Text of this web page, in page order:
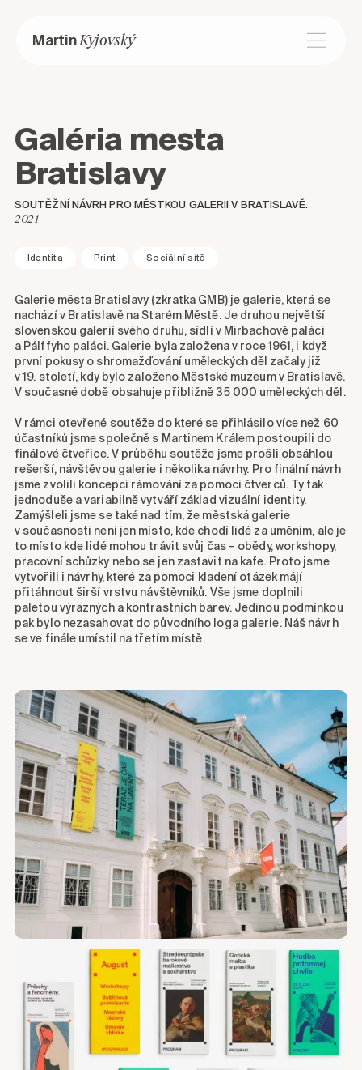
MartinKyjovský
Galéria mesta
Bratislavy
SOUTĚŽNÍ NÁVRH PRO MĚSTKOU GALERII V BRATISLAVĚ.
2021
Identita Print Sociální sítě
Galerie města Bratislavy (zkratka GMB) je galerie, která se
nachází v Bratislavě na Starém Městě. Je druhou největší
slovenskou galerií svého druhu, sídlí v Mirbachově paláci
a Pálffyho paláci. Galerie byla založena v roce 1961, i když
první pokusy o shromažďování uměleckých děl začaly již
v 19. století, kdy bylo založeno Městské muzeum v Bratislavě.
V současné době obsahuje přibližně 35 000 uměleckých děl.
V rámci otevřené soutěže do které se přihlásilo více než 60
účastníků jsme společně s Martinem Králem postoupili do
finálové čtveřice. V průběhu soutěže jsme prošli obsáhlou
rešerší, návštěvou galerie i několika návrhy. Pro finální návrh
jsme zvolili koncepci rámování za pomoci čtverců. Ty tak
jednoduše a variabilně vytváří základ vizuální identity.
Zamýšleli jsme se také nad tím, že městská galerie
v současnosti není jen místo, kde chodí lidé za uměním, ale je
to místo kde lidé mohou trávit svůj čas – obědy, workshopy,
pracovní schůzky nebo se jen zastavit na kafe. Proto jsme
vytvořili i návrhy, které za pomoci kladení otázek májí
přitáhnout širší vrstvu návštěvníků. Vše jsme doplnili
paletou výrazných a kontrastních barev. Jedinou podmínkou
pak bylo nezasahovat do původního loga galerie. Náš návrh
se ve finále umístil na třetím místě.